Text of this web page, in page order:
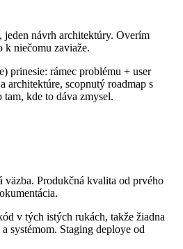
jeden návrh architektúry. Overím
k niečomu zaviaže.
prinesie: rámec problému + user
architektúre, scopnutý roadmap s
kde to dáva zmysel.
väzba. Produkčná kvalita od prvého
v tých istých rukách, takže žiadna
systémom. Staging deploye od